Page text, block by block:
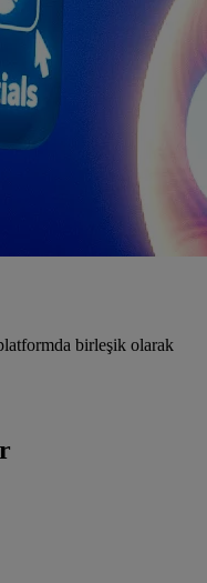
birleşik olarak